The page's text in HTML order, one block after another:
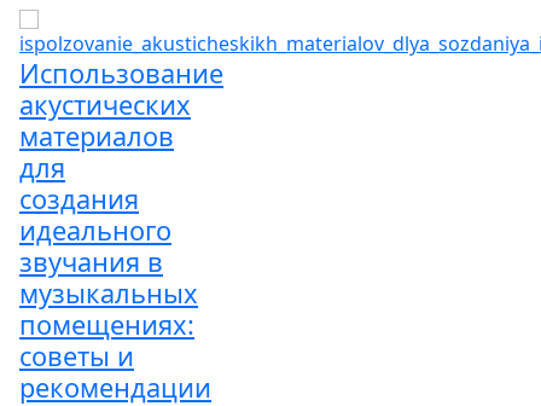
Использование
акустических
материалов
для
создания
идеального
звучания в
музыкальных
помещениях:
советы и
рекомендации